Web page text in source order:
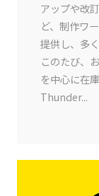
アップや改
ど、制作ワ
提供し、多
このたび、
を中心に在
Thunder...